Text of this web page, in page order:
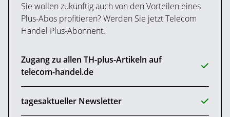
Sie wollen zukünftig auch von den Vorteilen eines
Plus-Abos profitieren? Werden Sie jetzt Telecom
Handel Plus-Abonnent.
Zugang zu allen TH-plus-Artikeln auf
telecom-handel.de
tagesaktueller Newsletter